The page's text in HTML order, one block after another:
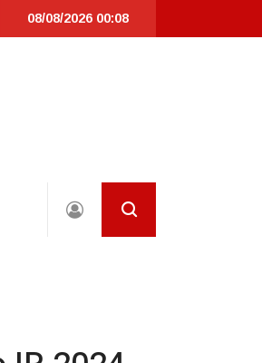
novo semáforo na rua Santa Catarina, na
08/08/2026 00:08